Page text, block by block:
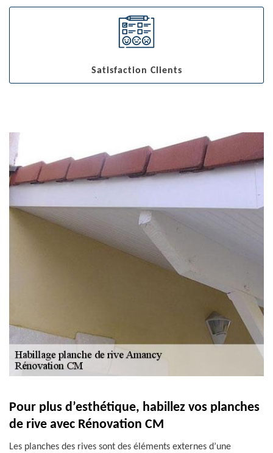
Satisfaction Clients
Pour plus d’esthétique, habillez vos planches
de rive avec Rénovation CM
Les planches des rives sont des éléments externes d’une